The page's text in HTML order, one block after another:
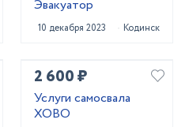
Эвакуатор
10 декабря 2023 Кодинск
2 600 ₽
Услуги самосвала
ХОВО